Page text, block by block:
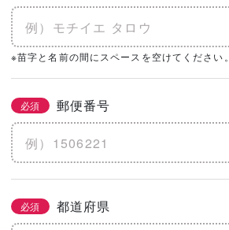
※苗字と名前の間にスペースを空けてください。
必須 郵便番号
必須 都道府県